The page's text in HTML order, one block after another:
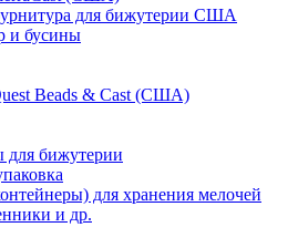
для бижутерии США
и бусины
Beads & Cast (США)
для бижутерии
для хранения мелочей
и др.